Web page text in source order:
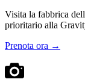
Visita la fabbrica
prioritario alla
Prenota ora →